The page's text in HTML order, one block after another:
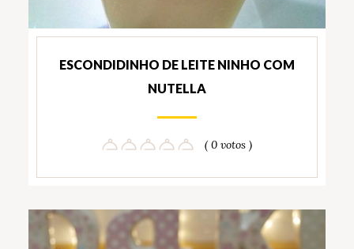
ESCONDIDINHO DE LEITE NINHO COM
NUTELLA
( 0 votos )